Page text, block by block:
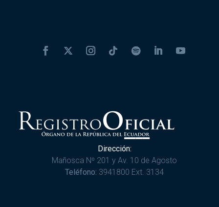
Dirección:
Mañosca Nº 201 y Av. 10 de Agosto
Teléfono: 3941800 Ext. 3134